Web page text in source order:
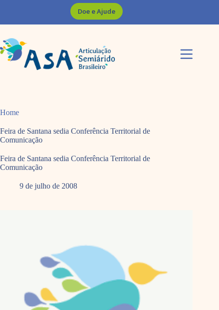
Doe e Ajude
Home
Feira de Santana sedia Conferência Territorial de
Comunicação
Feira de Santana sedia Conferência Territorial de
Comunicação
9 de julho de 2008